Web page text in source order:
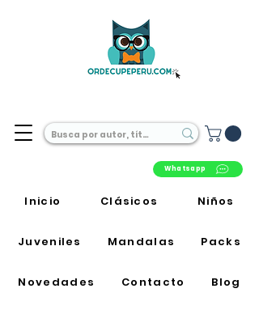
Whatsapp
Inicio Clásicos Niños
Juveniles Mandalas Packs
Novedades Contacto Blog